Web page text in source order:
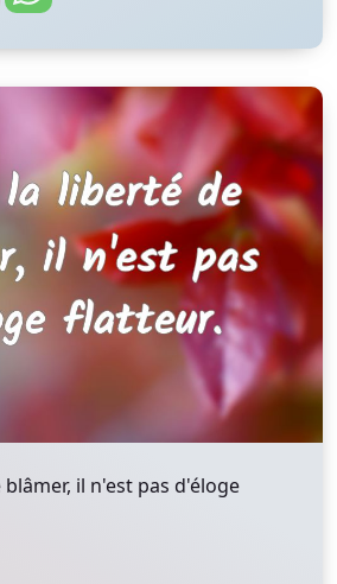
il n'est pas d'éloge